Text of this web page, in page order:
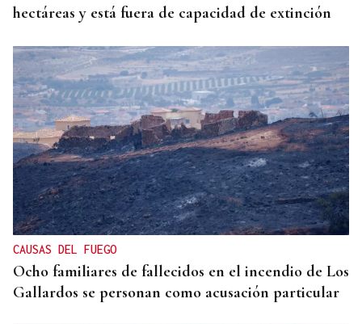
hectáreas y está fuera de capacidad de extinción
CAUSAS DEL FUEGO
Ocho familiares de fallecidos en el incendio de Los
Gallardos se personan como acusación particular